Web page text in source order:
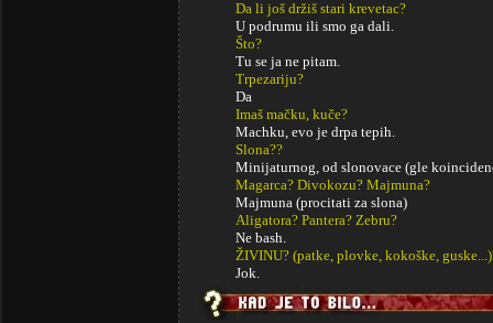
Da li još držiš stari krevetac?
U podrumu ili smo ga dali.
Što?
Tu se ja ne pitam.
Trpezariju?
Da
Imaš mačku, kuče?
Machku, evo je drpa tepih.
Slona??
Minijaturnog, od slonovace (gle
Magarca? Divokozu? Majmuna?
Majmuna (procitati za slona)
Aligatora? Pantera? Zebru?
Ne bash.
ŽIVINU? (patke, plovke, kokoške,
Jok.